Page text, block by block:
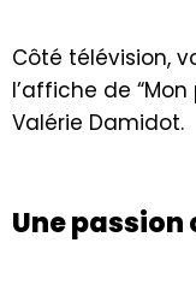
Côté télévision,
l’affiche de “Mon
Valérie Damidot.
Une